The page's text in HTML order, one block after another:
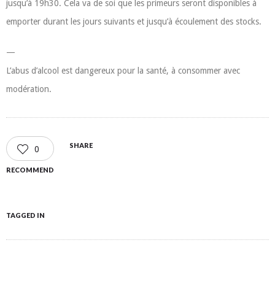
jusqu’à 19h30. Cela va de soi que les primeurs seront disponibles à
emporter durant les jours suivants et jusqu’à écoulement des stocks.
—
L’abus d’alcool est dangereux pour la santé, à consommer avec
modération.
0
RECOMMEND
SHARE
TAGGED IN